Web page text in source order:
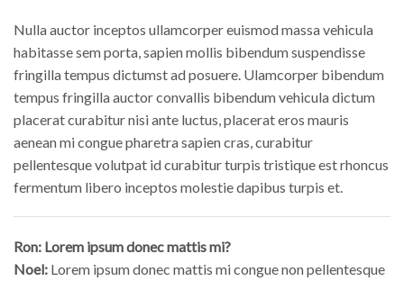
Nulla auctor inceptos ullamcorper euismod massa vehicula
habitasse sem porta, sapien mollis bibendum suspendisse
fringilla tempus dictumst ad posuere. Ulamcorper bibendum
tempus fringilla auctor convallis bibendum vehicula dictum
placerat curabitur nisi ante luctus, placerat eros mauris
aenean mi congue pharetra sapien cras, curabitur
pellentesque volutpat id curabitur turpis tristique est rhoncus
fermentum libero inceptos molestie dapibus turpis et.
Ron: Lorem ipsum donec mattis mi?
Noel: Lorem ipsum donec mattis mi congue non pellentesque